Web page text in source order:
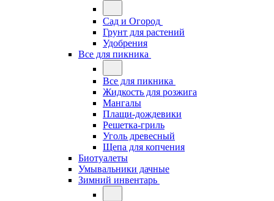
Сад и Огород
Грунт для растений
Удобрения
Все для пикника
Все для пикника
Жидкость для розжига
Мангалы
Плащи-дождевики
Решетка-гриль
Уголь древесный
Щепа для копчения
Биотуалеты
Умывальники дачные
Зимний инвентарь